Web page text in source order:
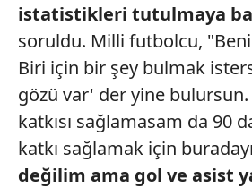
istatistikleri tutulmaya
soruldu. Milli futbolcu,
Biri için bir şey bulmak
gözü var' der yine bulursun.
katkısı sağlamasam da 90
katkı sağlamak için
değilim ama gol ve asist